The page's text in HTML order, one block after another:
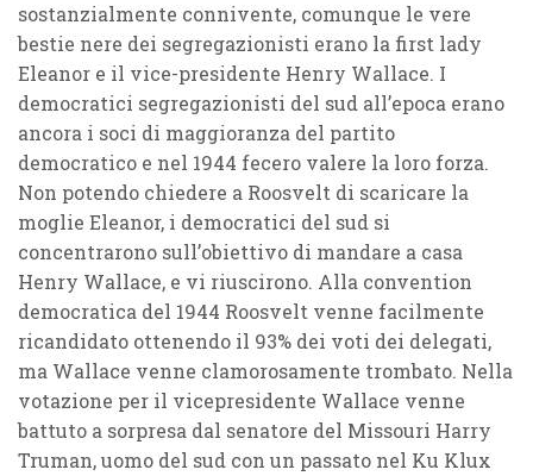
sostanzialmente connivente, comunque le vere
bestie nere dei segregazionisti erano la first lady
Eleanor e il vice-presidente Henry Wallace. I
democratici segregazionisti del sud all’epoca erano
ancora i soci di maggioranza del partito
democratico e nel 1944 fecero valere la loro forza.
Non potendo chiedere a Roosvelt di scaricare la
moglie Eleanor, i democratici del sud si
concentrarono sull’obiettivo di mandare a casa
Henry Wallace, e vi riuscirono. Alla convention
democratica del 1944 Roosvelt venne facilmente
ricandidato ottenendo il 93% dei voti dei delegati,
ma Wallace venne clamorosamente trombato. Nella
votazione per il vicepresidente Wallace venne
battuto a sorpresa dal senatore del Missouri Harry
Truman, uomo del sud con un passato nel Ku Klux